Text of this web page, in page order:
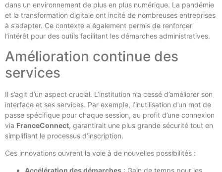
dans un environnement de plus en plus numérique. La pandémie
et la transformation digitale ont incité de nombreuses entreprises
à s’adapter. Ce contexte a également permis de renforcer
l’intérêt pour des outils facilitant les démarches administratives.
Amélioration continue des
services
Il s’agit d’un aspect crucial. L’institution n’a cessé d’améliorer son
interface et ses services. Par exemple, l’inutilisation d’un mot de
passe spécifique pour chaque session, au profit d’une connexion
via FranceConnect, garantirait une plus grande sécurité tout en
simplifiant le processus d’inscription.
Ces innovations ouvrent la voie à de nouvelles possibilités :